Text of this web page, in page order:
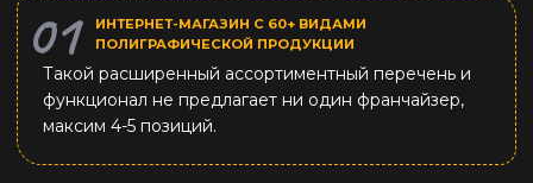
ИНТЕРНЕТ-МАГАЗИН С 60+ ВИДАМИ
ПОЛИГРАФИЧЕСКОЙ ПРОДУКЦИИ
Такой расширенный ассортиментный перечень и
функционал не предлагает ни один франчайзер,
максим 4-5 позиций.